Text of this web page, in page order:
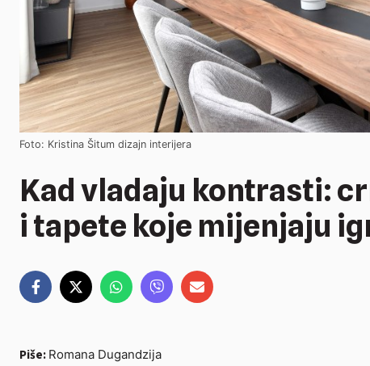
Foto: Kristina Šitum dizajn interijera
Kad vladaju kontrasti:
i tapete koje mijenjaju
Piše: Romana Dugandzija